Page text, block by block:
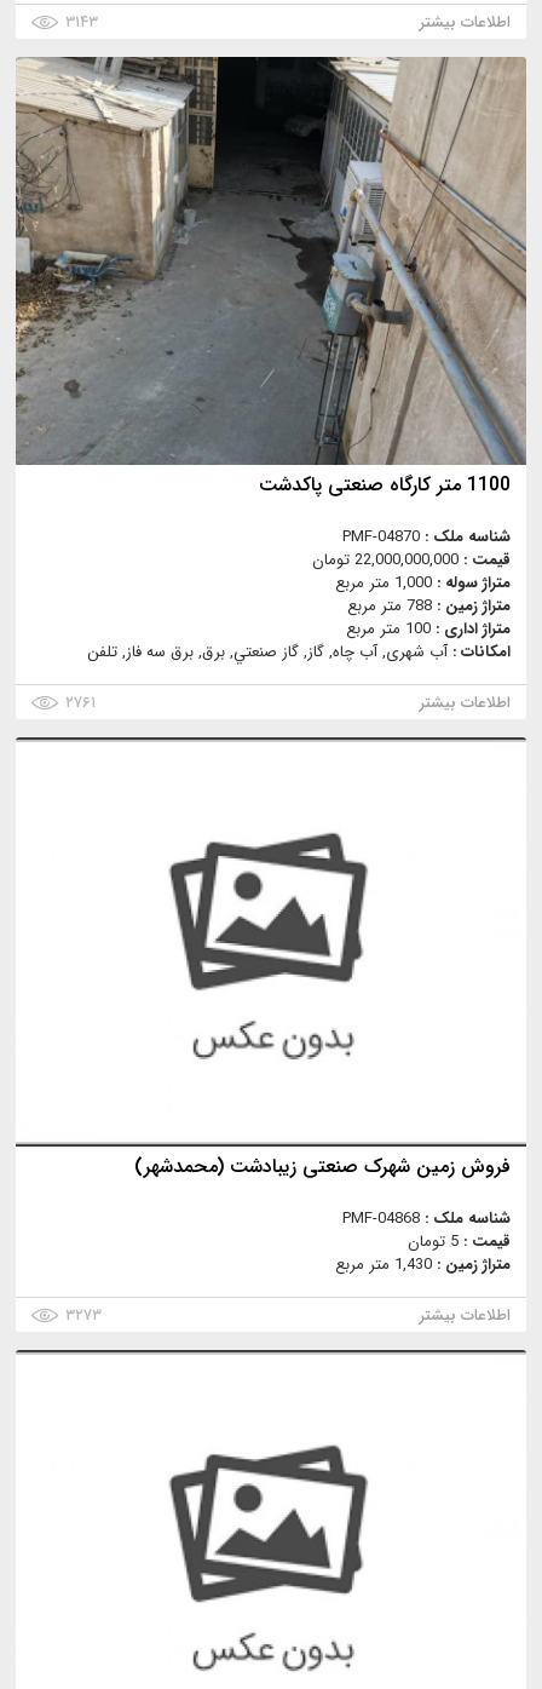
اطلاعات بیشتر
۳۱۴۳
1100 متر کارگاه صنعتی پاکدشت
شناسه ملک : PMF-04870
قیمت : 22,000,000,000 تومان
متراژ سوله : 1,000 متر مربع
متراژ زمین : 788 متر مربع
متراژ اداری : 100 متر مربع
امکانات :آب شهری, آب چاه, گاز, گاز صنعتي, برق, برق سه فاز, تلفن
اطلاعات بیشتر
۲۷۶۱
فروش زمین شهرک صنعتی زیبادشت (محمدشهر)
شناسه ملک : PMF-04868
قیمت : 5 تومان
متراژ زمین : 1,430 متر مربع
اطلاعات بیشتر
۳۲۷۳